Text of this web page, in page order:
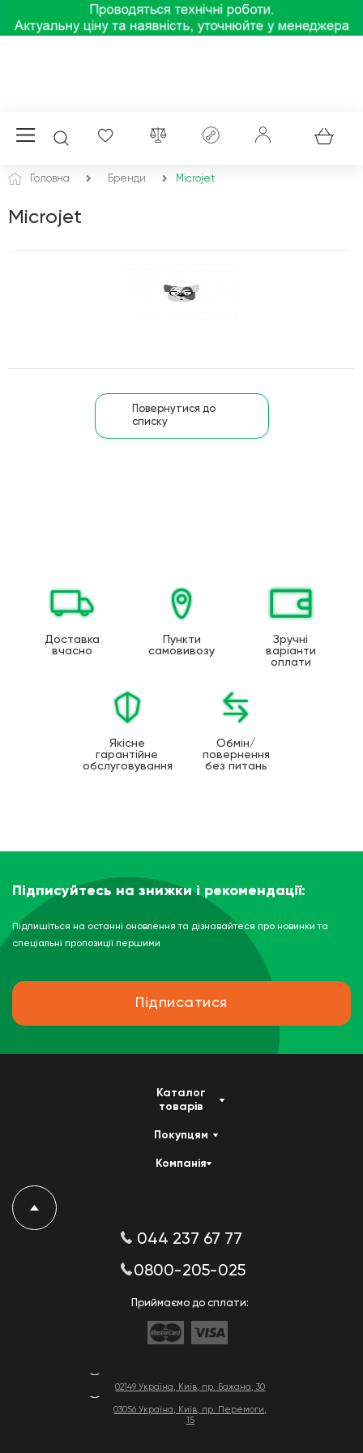
Головна Бренди Microjet
Microjet
Повернутися до
списку
Доставка
вчасно
Пункти
самовивозу
Зручні
варіанти
оплати
Якісне
гарантійне
обслуговування
Обмін/
повернення
без питань
Підписуйтесь на знижки і рекомендації:
Підпишіться на останні оновлення та дізнавайтеся про новинки та
спеціальні пропозиції першими
Підписатися
02149 Україна, Київ, пр. Бажана, 30
03056 Україна, Київ, пр. Перемоги,
15
Каталог
товарів
Покупцям
Компанія
044 237 67 77
0800-205-025
Приймаємо до сплати: